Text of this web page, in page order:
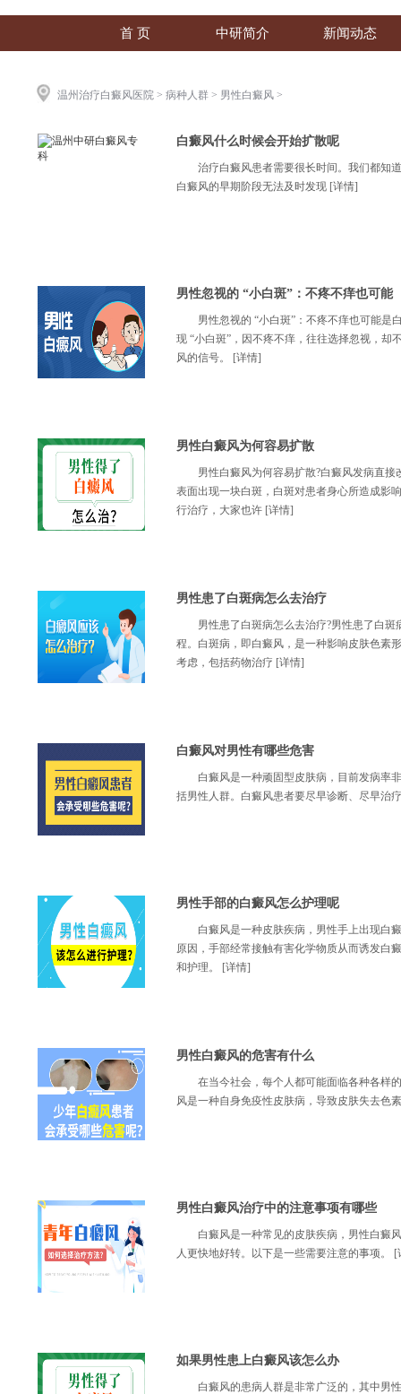
首 页 中研简介 新闻动态
温州治疗白癜风医院 > 病种人群 > 男性白癜风 >
白癜风什么时候会开始扩散呢
治疗白癜风患者需要很长时间。我们都知
白癜风的早期阶段无法及时发现 [详情]
男性忽视的 “小白斑”：不疼不痒也可能
男性忽视的 “小白斑”：不疼不痒也可能是
现 “小白斑”，因不疼不痒，往往选择忽视，却
风的信号。
[详情]
男性白癜风为何容易扩散
男性白癜风为何容易扩散?白癜风发病直
表面出现一块白斑，白斑对患者身心所造成影
行治疗，大家也许 [详情]
男性患了白斑病怎么去治疗
男性患了白斑病怎么去治疗?男性患了白
程。白斑病，即白癜风，是一种影响皮肤色素
考虑，包括药物治疗 [详情]
白癜风对男性有哪些危害
白癜风是一种顽固型皮肤病，目前发病率
括男性人群。白癜风患者要尽早诊断、尽早治
男性手部的白癜风怎么护理呢
白癜风是一种皮肤疾病，男性手上出现白
原因，手部经常接触有害化学物质从而诱发白
和护理。
[详情]
男性白癜风的危害有什么
在当今社会，每个人都可能面临各种各样
风是一种自身免疫性皮肤病，导致皮肤失去色
男性白癜风治疗中的注意事项有哪些
白癜风是一种常见的皮肤疾病，男性白癜
人更快地好转。以下是一些需要注意的事项。
[
如果男性患上白癜风该怎么办
白癜风的患病人群是非常广泛的，其中男